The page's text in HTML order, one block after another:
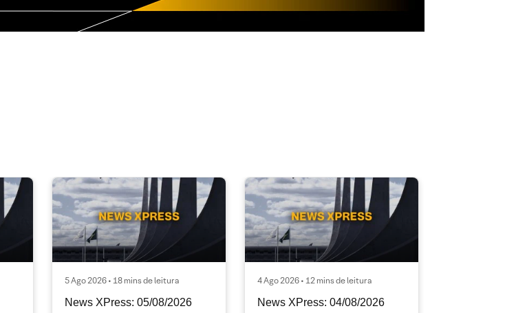
5 Ago 2026 • 18 mins de leitura
News XPress: 05/08/2026
4 Ago 2026 • 12 mins de leitura
News XPress: 04/08/2026